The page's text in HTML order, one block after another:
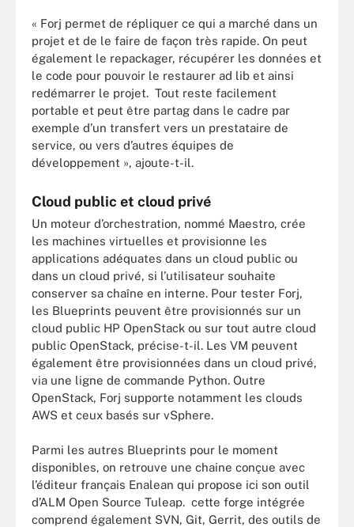
« Forj permet de répliquer ce qui a marché dans un
projet et de le faire de façon très rapide. On peut
également le repackager, récupérer les données et
le code pour pouvoir le restaurer ad lib et ainsi
redémarrer le projet. Tout reste facilement
portable et peut être partag dans le cadre par
exemple d’un transfert vers un prestataire de
service, ou vers d’autres équipes de
développement », ajoute-t-il.
Cloud public et cloud privé
Un moteur d’orchestration, nommé Maestro, crée
les machines virtuelles et provisionne les
applications adéquates dans un cloud public ou
dans un cloud privé, si l’utilisateur souhaite
conserver sa chaîne en interne. Pour tester Forj,
les Blueprints peuvent être provisionnés sur un
cloud public HP OpenStack ou sur tout autre cloud
public OpenStack, précise-t-il. Les VM peuvent
également être provisionnées dans un cloud privé,
via une ligne de commande Python. Outre
OpenStack, Forj supporte notamment les clouds
AWS et ceux basés sur vSphere.
Parmi les autres Blueprints pour le moment
disponibles, on retrouve une chaine conçue avec
l’éditeur français Enalean qui propose ici son outil
d’ALM Open Source Tuleap. cette forge intégrée
comprend également SVN, Git, Gerrit, des outils de